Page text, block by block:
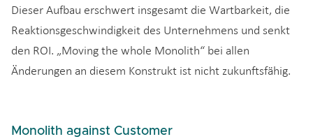
Dieser Aufbau erschwert insgesamt die Wartbarkeit, die
Reaktionsgeschwindigkeit des Unternehmens und senkt
den ROI. „Moving the whole Monolith“ bei allen
Änderungen an diesem Konstrukt ist nicht zukunftsfähig.
Monolith against Customer